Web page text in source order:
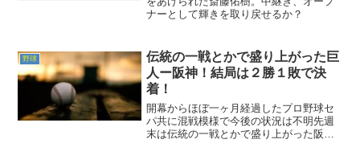
ナーとして輝きを取り戻せるか？
野球
伝統の一戦とかで盛り上がった巨
人ー阪神！結局は２勝１敗で決
着！
開幕からほぼ一ヶ月経過したプロ野球セ
パ共に混戦模様で今後の状況は不明先週
末は伝統の一戦とかで盛り上がった阪神